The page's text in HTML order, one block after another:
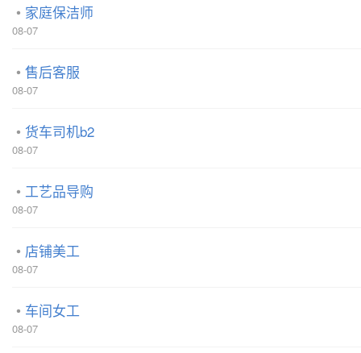
家庭保洁师
08-07
售后客服
08-07
货车司机b2
08-07
工艺品导购
08-07
店铺美工
08-07
车间女工
08-07